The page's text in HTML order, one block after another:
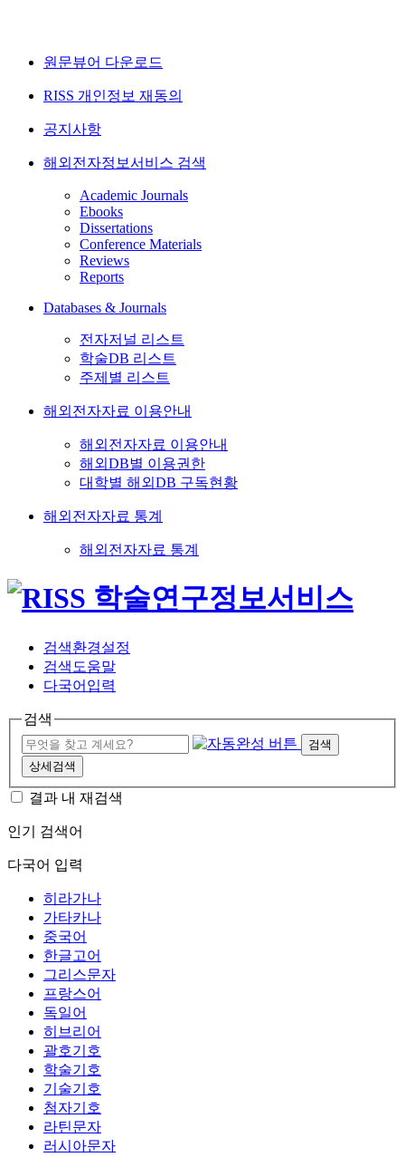
원문뷰어 다운로드
RISS 개인정보 재동의
공지사항
해외전자정보서비스 검색
Academic Journals
Ebooks
Dissertations
Conference Materials
Reviews
Reports
Databases & Journals
전자저널 리스트
학술DB 리스트
주제별 리스트
해외전자자료 이용안내
해외전자자료 이용안내
해외DB별 이용권한
대학별 해외DB 구독현황
해외전자자료 통계
해외전자자료 통계
검색환경설정
검색도움말
다국어입력
검색
검색
상세검색
결과 내 재검색
인기 검색어
다국어 입력
히라가나
가타카나
중국어
한글고어
그리스문자
프랑스어
독일어
히브리어
괄호기호
학술기호
기술기호
첨자기호
라틴문자
러시아문자